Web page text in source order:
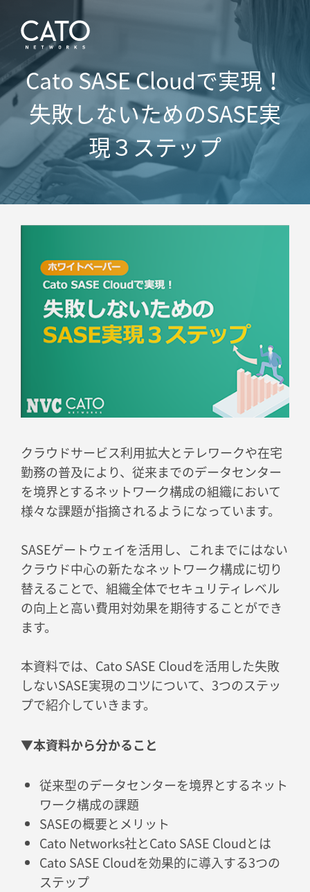
Cato SASE Cloudで実現！
失敗しないためのSASE実
現３ステップ
クラウドサービス利用拡大とテレワークや在宅
勤務の普及により、従来までのデータセンター
を境界とするネットワーク構成の組織において
様々な課題が指摘されるようになっています。
SASEゲートウェイを活用し、これまでにはない
クラウド中心の新たなネットワーク構成に切り
替えることで、組織全体でセキュリティレベル
の向上と高い費用対効果を期待することができ
ます。
本資料では、Cato SASE Cloudを活用した失敗
しないSASE実現のコツについて、3つのステッ
プで紹介していきます。
▼本資料から分かること
従来型のデータセンターを境界とするネット
ワーク構成の課題
SASEの概要とメリット
Cato Networks社とCato SASE Cloudとは
Cato SASE Cloudを効果的に導入する3つの
ステップ